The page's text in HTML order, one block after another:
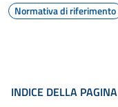
Normativa di riferimento
INDICE DELLA PAGINA